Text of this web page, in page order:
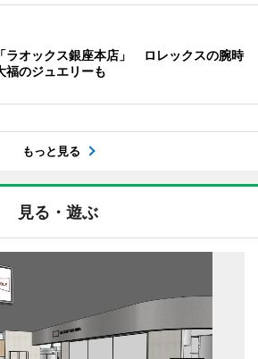
ラオックス銀座本店」 ロレックスの腕時
福のジュエリーも
もっと見る
見る・遊ぶ